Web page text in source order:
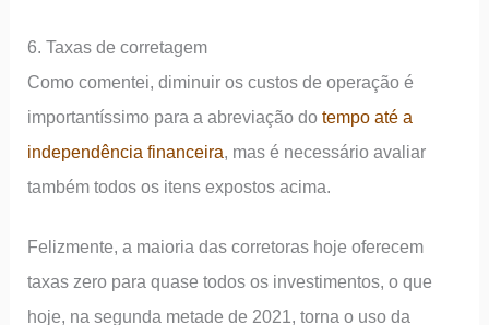
6. Taxas de corretagem
Como comentei, diminuir os custos de operação é
importantíssimo para a abreviação dotempo até a
independência financeira , mas é necessário avaliar
também todos os itens expostos acima.
Felizmente, a maioria das corretoras hoje oferecem
taxas zero para quase todos os investimentos, o que
hoje, na segunda metade de 2021, torna o uso da